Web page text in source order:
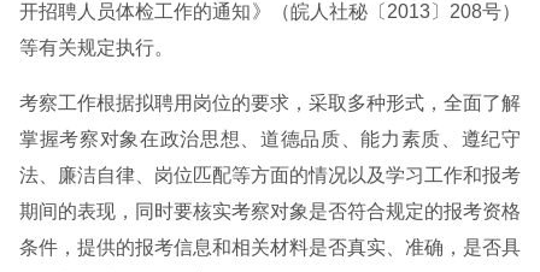
开招聘人员体检工作的通知》（皖人社秘〔2013〕208号）
等有关规定执行。
考察工作根据拟聘用岗位的要求，采取多种形式，全面了解
掌握考察对象在政治思想、道德品质、能力素质、遵纪守
法、廉洁自律、岗位匹配等方面的情况以及学习工作和报考
期间的表现，同时要核实考察对象是否符合规定的报考资格
条件，提供的报考信息和相关材料是否真实、准确，是否具